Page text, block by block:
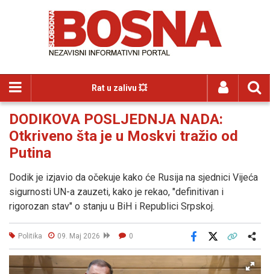
Rat u zalivu 💥
DODIKOVA POSLJEDNJA NADA:
Otkriveno šta je u Moskvi tražio od
Putina
Dodik je izjavio da očekuje kako će Rusija na sjednici Vijeća
sigurnosti UN-a zauzeti, kako je rekao, "definitivan i
rigorozan stav" o stanju u BiH i Republici Srpskoj.
Politika 09. Maj 2026 0
Facebook